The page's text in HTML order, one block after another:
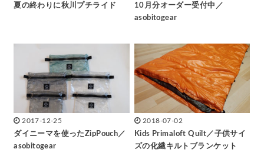
夏の終わりに秋川プチライド
10月分オーダー受付中／
asobitogear
2017-12-25
ダイニーマを使ったZipPouch／
asobitogear
2018-07-02
Kids Primaloft Quilt／子供サイ
ズの化繊キルトブランケット